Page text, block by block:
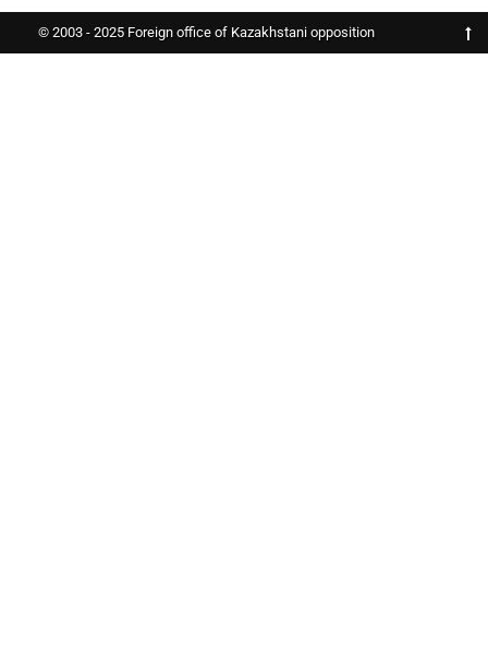
© 2003 - 2025 Foreign office of Kazakhstani opposition